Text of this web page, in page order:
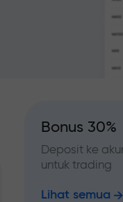
Bonus 30%
Deposit ke
untuk trading
Lihat semua